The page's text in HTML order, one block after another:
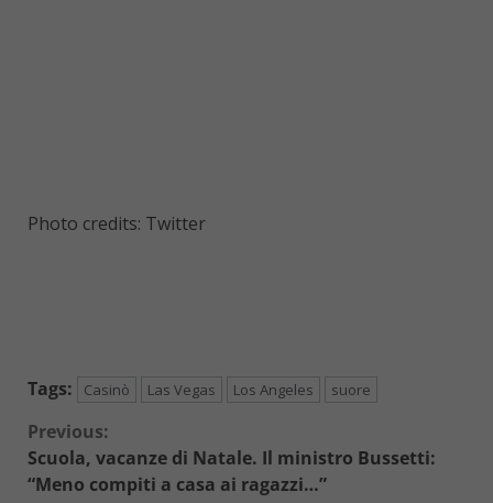
Photo credits: Twitter
Tags: Casinò Las Vegas Los Angeles suore
Continue
Reading
Previous:
Scuola, vacanze di Natale. Il ministro Bussetti:
“Meno compiti a casa ai ragazzi…”